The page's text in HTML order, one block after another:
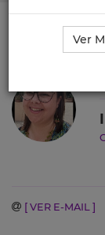
Ciência_Iscte
Científicas e
[ VER E-MAIL ]
Ver